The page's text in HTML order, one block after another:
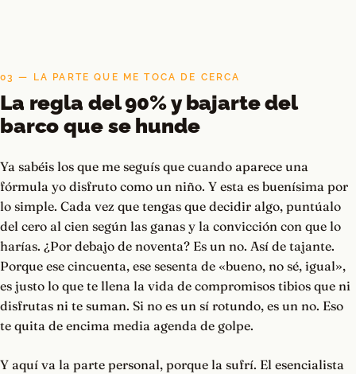
03 — LA PARTE QUE ME TOCA DE CERCA
La regla del 90% y bajarte del
barco que se hunde
Ya sabéis los que me seguís que cuando aparece una
fórmula yo disfruto como un niño. Y esta es buenísima por
lo simple. Cada vez que tengas que decidir algo, puntúalo
del cero al cien según las ganas y la convicción con que lo
harías. ¿Por debajo de noventa? Es un no. Así de tajante.
Porque ese cincuenta, ese sesenta de «bueno, no sé, igual»,
es justo lo que te llena la vida de compromisos tibios que ni
disfrutas ni te suman. Si no es un sí rotundo, es un no. Eso
te quita de encima media agenda de golpe.
Y aquí va la parte personal, porque la sufrí. El esencialista